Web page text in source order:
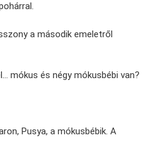
a második emeletről
mókus és négy mókusbébi van?
Pusya, a mókusbébik. A